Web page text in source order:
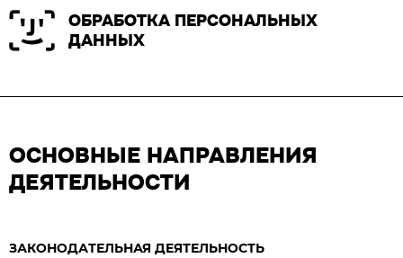
ОБРАБОТКА ПЕРСОНАЛЬНЫХ
ДАННЫХ
ОСНОВНЫЕ НАПРАВЛЕНИЯ
ДЕЯТЕЛЬНОСТИ
ЗАКОНОДАТЕЛЬНАЯ ДЕЯТЕЛЬНОСТЬ